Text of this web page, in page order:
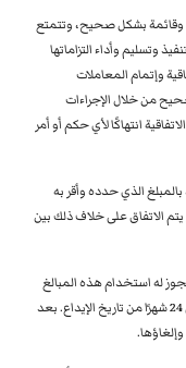
وقائمة بشكل صحيح، وتتمتع
وتسليم وأداء التزاماتها
وإتمام المعاملات
من خلال الإجراءات
انتهاكًا لأي حكم أو أمر
الذي حدده وأقر به
الاتفاق على خلاف ذلك بين
له استخدام هذه المبالغ
“) لمدة تصل إلى 24 شهرًا من تاريخ الإيداع. بعد